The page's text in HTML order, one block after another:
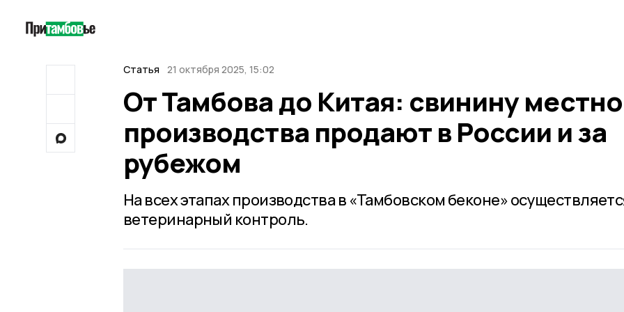
Статья 21 октября 2025, 15:02
От Тамбова до Китая: свинину
производства продают в России и за
рубежом
На всех этапах производства в «Тамбовском беконе»
ветеринарный контроль.